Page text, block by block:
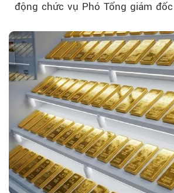
động chức vụ Phó Tổng giám